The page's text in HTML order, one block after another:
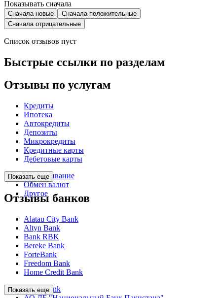
Показывать сначала
Сначала новые
Сначала положительные
Сначала отрицательные
Список отзывов пуст
Быстрые ссылки по разделам
Отзывы по услугам
Кредиты
Ипотека
Автокредиты
Депозиты
Микрокредиты
Кредитные карты
Дебетовые карты
Обслуживание
Обмен валют
Другое
Показать еще
Отзывы банков
Alatau City Bank
Altyn Bank
Bank RBK
Bereke Bank
ForteBank
Freedom Bank
Home Credit Bank
Kaspi Bank
Показать еще